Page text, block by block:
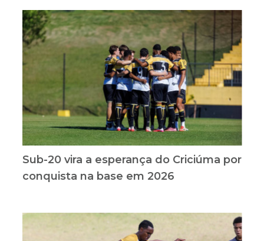
Sub-20 vira a esperança do Criciúma por
conquista na base em 2026